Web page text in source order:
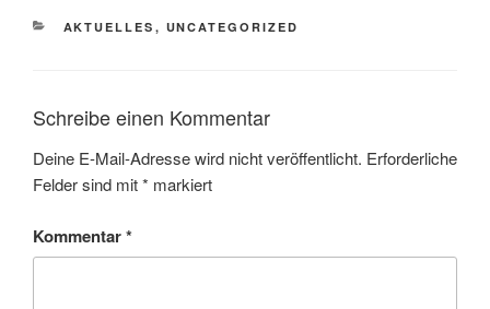
KATEGORIEN
AKTUELLES , UNCATEGORIZED
Schreibe einen Kommentar
Deine E-Mail-Adresse wird nicht veröffentlicht. Erforderliche
Felder sind mit* markiert
Kommentar*